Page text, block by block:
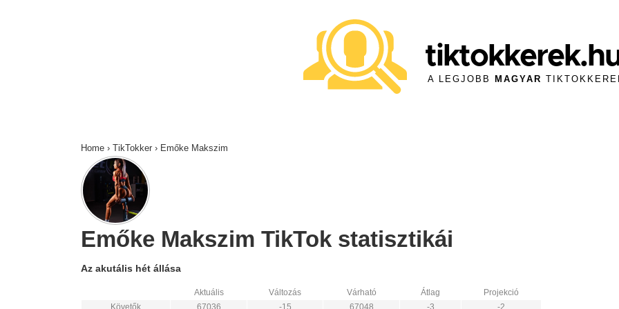
A LEGJOBB MAGYAR
Home › TikTokker › Emőke Makszim
Emőke Makszim TikTok statisztikái
Az akutális hét állása
Aktuális Változás Várható Átlag
Projekció
Követők
67036 -15 67048 -3 -2